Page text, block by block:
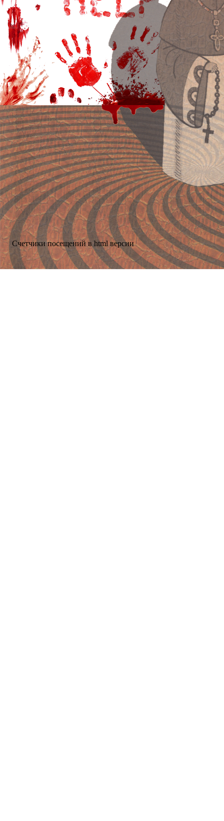
Счетчики посещений в html версии